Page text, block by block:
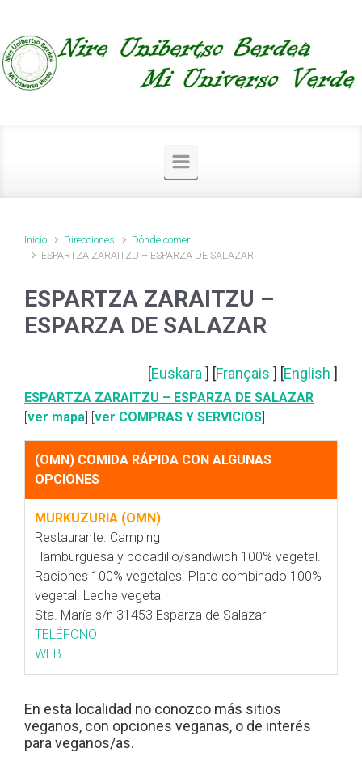
Inicio Direcciones
Dónde comer
ESPARTZA ZARAITZU – ESPARZA DE SALAZAR
ESPARTZA ZARAITZU –
ESPARZA DE SALAZAR
[Euskara ] [Français ] [English ]
ESPARTZA ZARAITZU – ESPARZA DE SALAZAR
[ver mapa] [ver COMPRAS Y SERVICIOS]
(OMN) COMIDA RÁPIDA CON ALGUNAS
OPCIONES
MURKUZURIA (OMN)
Restaurante. Camping
Hamburguesa y bocadillo/sandwich 100% vegetal.
Raciones 100% vegetales. Plato combinado 100%
vegetal. Leche vegetal
Sta. María s/n 31453 Esparza de Salazar
TELÉFONO
WEB
En esta localidad no conozco más sitios
veganos, con opciones veganas, o de interés
para veganos/as.